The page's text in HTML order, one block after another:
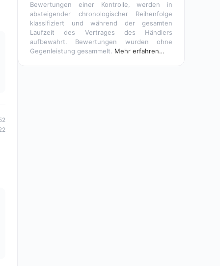
Bewertungen einer Kontrolle, werden in
absteigender chronologischer Reihenfolge
klassifiziert und während der gesamten
Laufzeit des Vertrages des Händlers
aufbewahrt. Bewertungen wurden ohne
Gegenleistung gesammelt. Mehr erfahren…